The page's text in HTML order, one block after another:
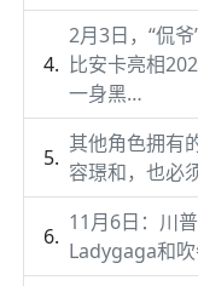
2月3日，“侃
比安卡亮相
一身黑…
其他角色拥有
容璟和，也必
11月6日：川
Ladygaga和吹